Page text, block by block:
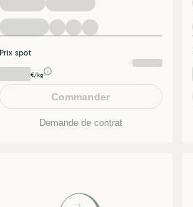
Prix spot
€/kg
Commander
Demande de contrat